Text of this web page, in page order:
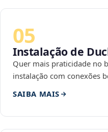
05
Instalação de
Quer mais praticidade no
instalação com conexões
SAIBA MAIS